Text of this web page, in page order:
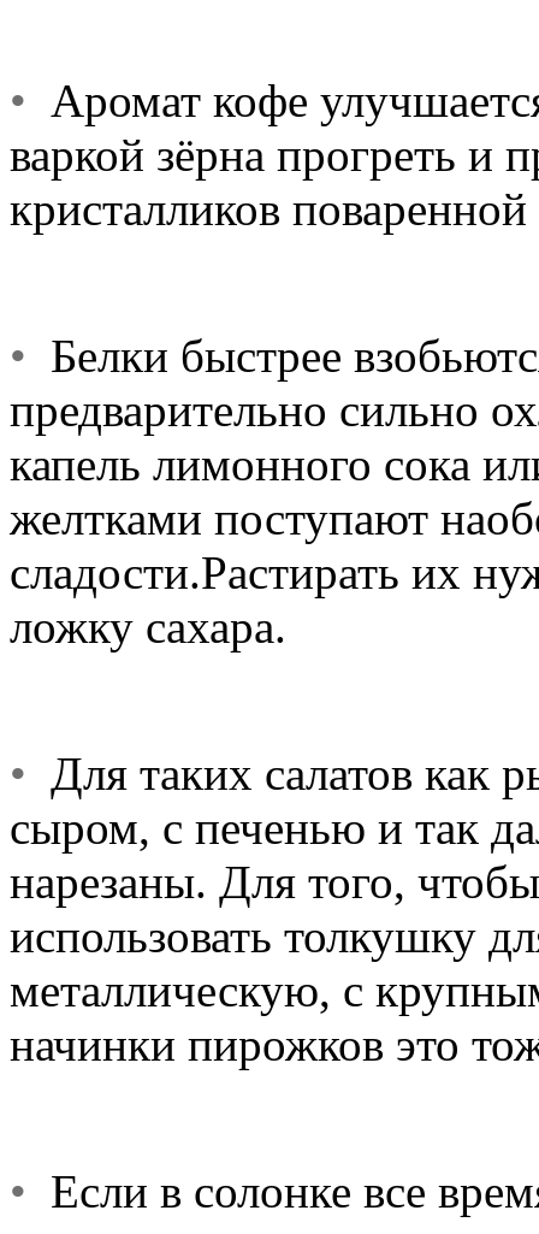
• Аромат кофе
варкой зёрна прогреть и
кристалликов
• Белки быстрее
предварительно сильно
капель лимонного сока
желтками поступают
сладости.Растирать их
ложку сахара.
• Для таких салатов как
сыром, с печенью и так
нарезаны. Для того,
использовать толкушку
металлическую, с
начинки пирожков это
• Если в солонке все